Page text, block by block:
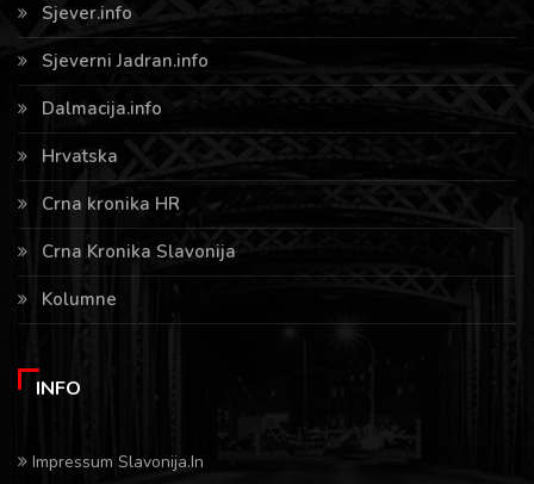
Sjever.info
Sjeverni Jadran.info
Dalmacija.info
Hrvatska
Crna kronika HR
Crna Kronika Slavonija
Kolumne
INFO
Impressum Slavonija.In